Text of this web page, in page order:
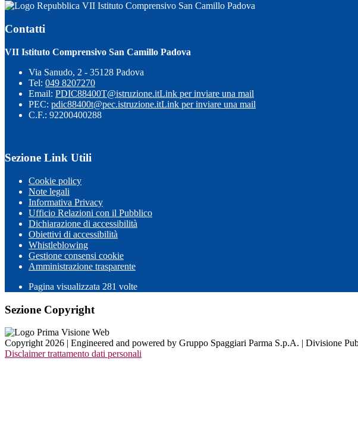
VII Istituto Comprensivo San Camillo Padova
Contatti
VII Istituto Comprensivo San Camillo Padova
Via Sanudo, 2 - 35128 Padova
Tel: 049 8207270
Email: PDIC88400T@istruzione.itLink per inviare una mail
PEC: pdic88400t@pec.istruzione.itLink per inviare una mail
C.F.: 92200400288
Sezione Link Utili
Cookie policy
Note legali
Informativa Privacy
Ufficio Relazioni con il Pubblico
Dichiarazione di accessibilità
Obiettivi di accessibilità
Whistleblowing
Gestione consensi cookie
Amministrazione trasparente
Pagina visualizzata 281 volte
Sezione Copyright
Copyright 2026 | Engineered and powered by Gruppo Spaggiari Parma S.p.A. | Divisione
Disclaimer trattamento dati personali